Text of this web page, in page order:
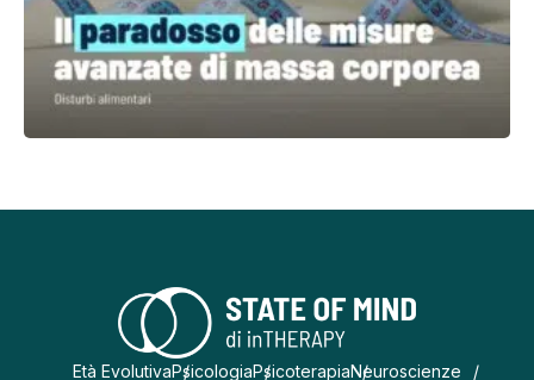
Età EvolutivaPsicologiaPsicoterapiaNeuroscienze